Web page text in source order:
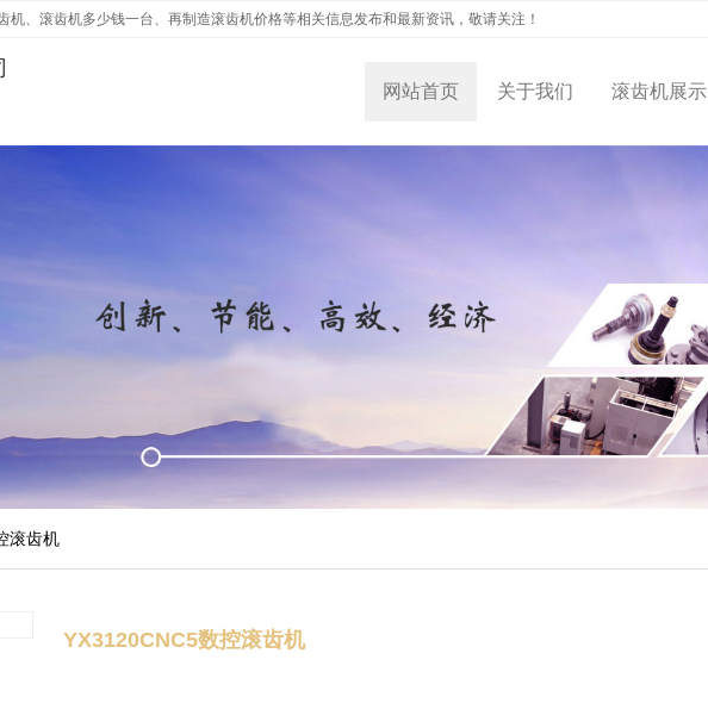
机、滚齿机多少钱一台、再制造滚齿机价格等相关信息发布和最新资讯，敬请关注！
网站首页 关于我们 滚齿机展示
滚齿机
YX3120CNC5数控滚齿机